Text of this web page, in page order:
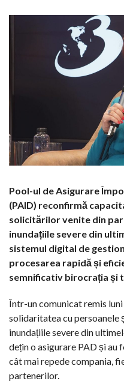
Pool-ul de Asigurare
(PAID) reconfirmă
solicitărilor venite din
inundațiile severe din
sistemul digital de
procesarea rapidă și
semnificativ birocrația și
Într-un comunicat remis
solidaritatea cu
inundațiile severe din
dețin o asigurare PAD și au
cât mai repede compania,
partenerilor.